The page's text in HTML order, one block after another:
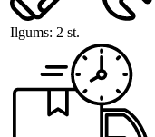
Ilgums: 2 st.